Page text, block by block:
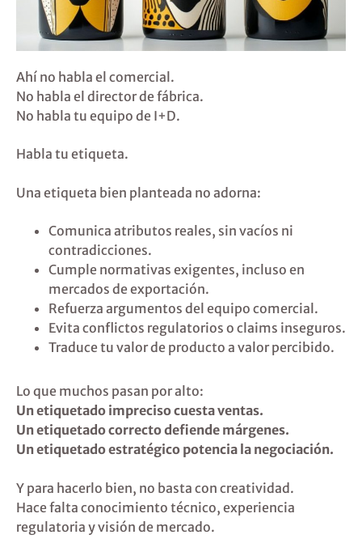
Ahí no habla el comercial.
No habla el director de fábrica.
No habla tu equipo de I+D.
Habla tu etiqueta.
Una etiqueta bien planteada no adorna:
Comunica atributos reales, sin vacíos ni
contradicciones.
Cumple normativas exigentes, incluso en
mercados de exportación.
Refuerza argumentos del equipo comercial.
Evita conflictos regulatorios o claims inseguros.
Traduce tu valor de producto a valor percibido.
Lo que muchos pasan por alto:
Un etiquetado impreciso cuesta ventas.
Un etiquetado correcto defiende márgenes.
Un etiquetado estratégico potencia la negociación.
Y para hacerlo bien, no basta con creatividad.
Hace falta conocimiento técnico, experiencia
regulatoria y visión de mercado.